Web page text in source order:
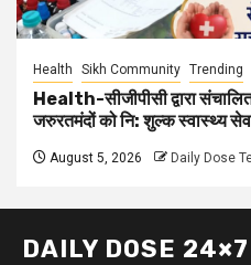
Health Sikh Community Trending
Health-सीजीपीसी द्वारा
जरुरतमंदों को नि: शुल्क स्वास्थ्य
August 5, 2026 Daily Dose
DAILY DOSE 24×7